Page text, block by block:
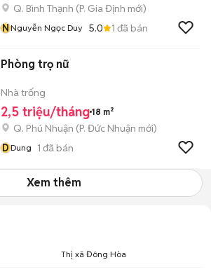
Q. Bình Thạnh (P. Gia Định mới)
NNguyễn Ngọc Duy 5.0 1 đã bán
Phòng trọ nữ
Nhà trống
2,5 triệu/tháng 18 m²
Q. Phú Nhuận (P. Đức Nhuận mới)
DDung 1 đã bán
Xem thêm
Thị xã Đông Hòa